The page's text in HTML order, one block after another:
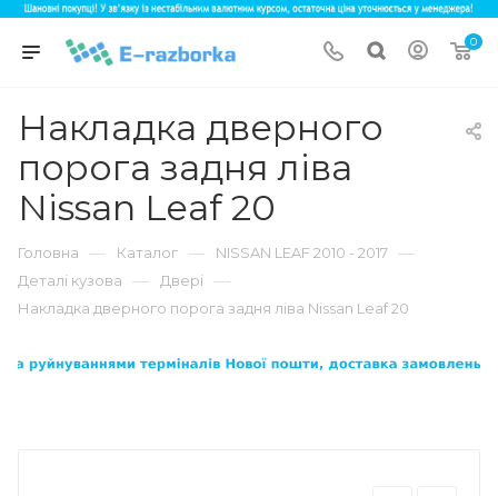
0
Накладка дверного
порога задня ліва
Nissan Leaf 20
Головна — Каталог — NISSAN LEAF 2010 - 2017 —
Деталі кузова — Двері —
Накладка дверного порога задня ліва Nissan Leaf 20